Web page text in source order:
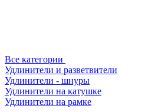
Все категории
Удлинители и разветвители
Удлинители - шнуры
Удлинители на катушке
Удлинители на рамке